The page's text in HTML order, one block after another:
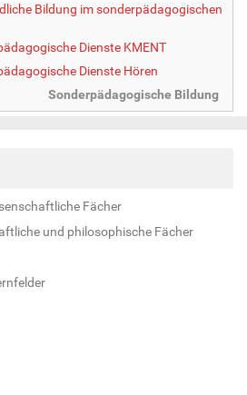
Bildung im sonderpädagogischen
Dienste KMENT
Dienste Hören
Sonderpädagogische Bildung
Fächer
und philosophische Fächer